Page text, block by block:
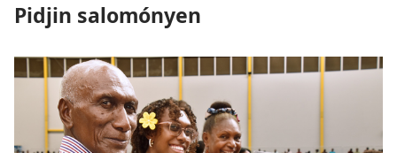
Pidjin salomónyen